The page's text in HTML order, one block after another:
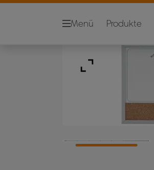
Menü Produkte